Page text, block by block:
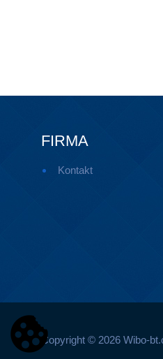
FIRMA
Kontakt
Copyright © 2026 Wibo-